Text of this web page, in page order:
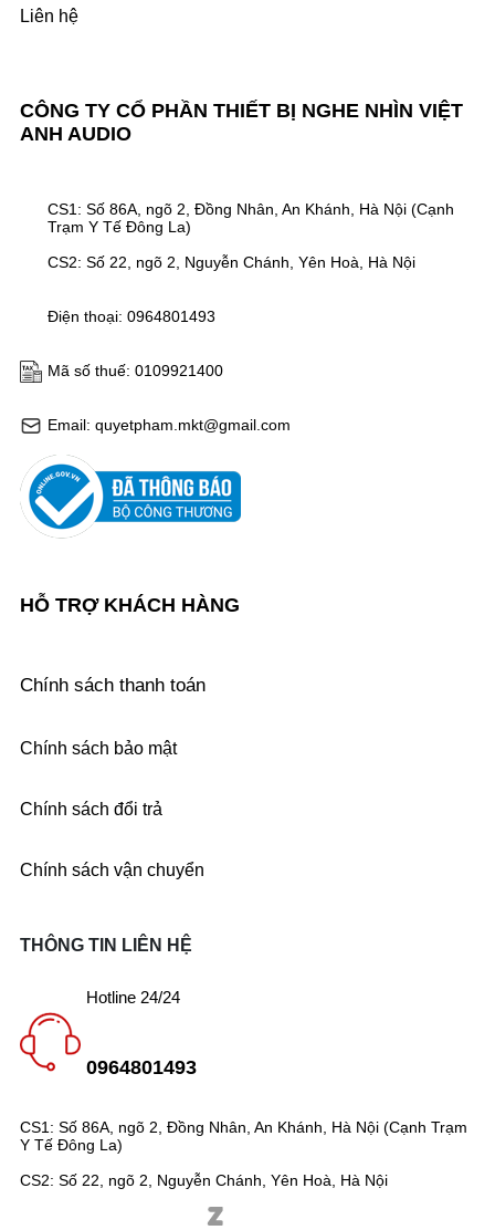
CÔNG TY CỔ PHẦN THIẾT BỊ NGHE NHÌN VIỆT
ANH AUDIO
Email: quyetpham.mkt@gmail.com
Mã số thuế: 0109921400
Điện thoại: 0964801493
CS1: Số 86A, ngõ 2, Đồng Nhân, An Khánh, Hà Nội (Cạnh
Trạm Y Tế Đông La)
CS2: Số 22, ngõ 2, Nguyễn Chánh, Yên Hoà, Hà Nội
Liên hệ
HỖ TRỢ KHÁCH HÀNG
Chính sách thanh toán
Chính sách bảo mật
Chính sách đổi trả
Chính sách vận chuyển
CS1: Số 86A, ngõ 2, Đồng Nhân, An Khánh, Hà Nội (Cạnh Trạm
Y Tế Đông La)
CS2: Số 22, ngõ 2, Nguyễn Chánh, Yên Hoà, Hà Nội
THÔNG TIN LIÊN HỆ
Hotline 24/24
0964801493